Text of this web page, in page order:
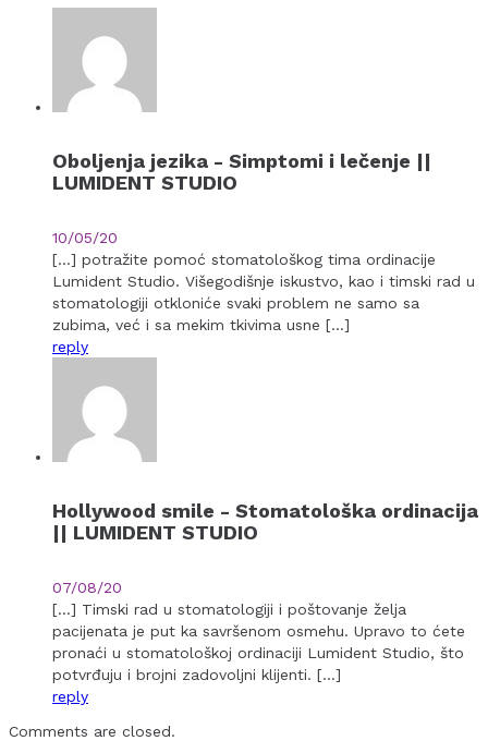
Oboljenja jezika - Simptomi i lečenje ||
LUMIDENT STUDIO
10/05/20
[…] potražite pomoć stomatološkog tima ordinacije
Lumident Studio. Višegodišnje iskustvo, kao i timski rad u
stomatologiji otkloniće svaki problem ne samo sa
zubima, već i sa mekim tkivima usne […]
reply
Hollywood smile - Stomatološka ordinacija
|| LUMIDENT STUDIO
07/08/20
[…] Timski rad u stomatologiji i poštovanje želja
pacijenata je put ka savršenom osmehu. Upravo to ćete
pronaći u stomatološkoj ordinaciji Lumident Studio, što
potvrđuju i brojni zadovoljni klijenti. […]
reply
Comments are closed.